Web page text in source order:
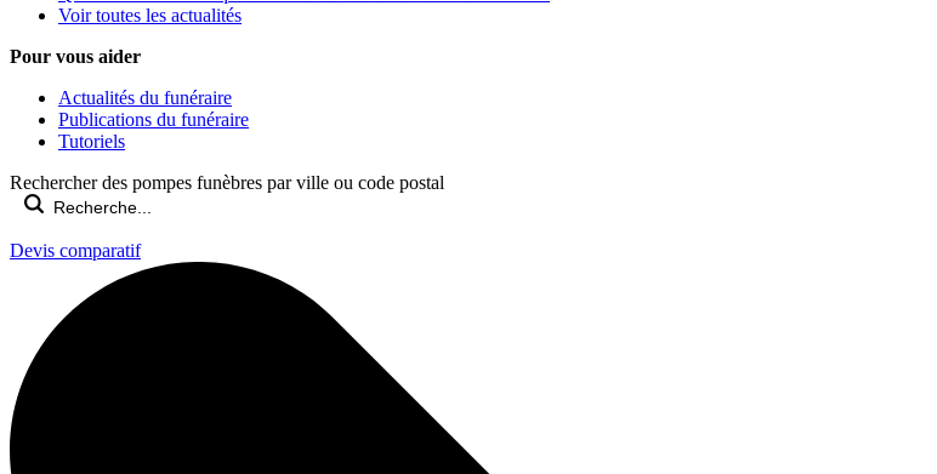
Voir toutes les actualités
Pour vous aider
Actualités du funéraire
Publications du funéraire
Tutoriels
Rechercher des pompes funèbres par ville ou code postal
Devis comparatif